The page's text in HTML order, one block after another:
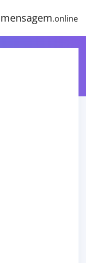
mensagem.online